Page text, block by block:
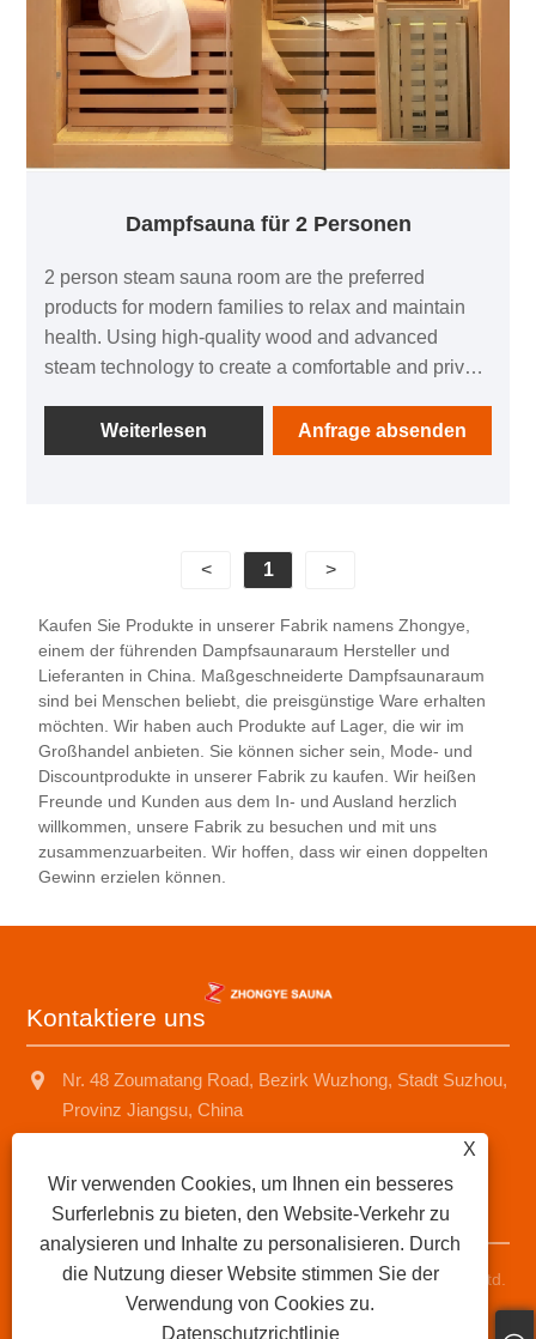
Dampfsauna für 2 Personen
2 person steam sauna room are the preferred
products for modern families to relax and maintain
health. Using high-quality wood and advanced
steam technology to create a comfortable and private
circulation, relieve physical fatigue, but also help
eliminate toxins from the body and enhance
to personal preferences, ensuring that every sauna
experience is just right. In addition, its design is
integrates into various home styles. Whether it's a
private enjoyment under the warm winter sun or a
refreshing experience after the scorching summer
heat, a steam sauna is the ideal choice for you to
relax and unwind.
Weiterlesen Anfrage absenden
< 1 >
Kaufen Sie Produkte in unserer Fabrik namens Zhongye,
einem der führenden Dampfsaunaraum Hersteller und
Lieferanten in China. Maßgeschneiderte Dampfsaunaraum
sind bei Menschen beliebt, die preisgünstige Ware erhalten
möchten. Wir haben auch Produkte auf Lager, die wir im
Großhandel anbieten. Sie können sicher sein, Mode- und
Discountprodukte in unserer Fabrik zu kaufen. Wir heißen
Freunde und Kunden aus dem In- und Ausland herzlich
willkommen, unsere Fabrik zu besuchen und mit uns
zusammenzuarbeiten. Wir hoffen, dass wir einen doppelten
Gewinn erzielen können.
Kontaktiere uns
Nr. 48 Zoumatang Road, Bezirk Wuzhong, Stadt Suzhou,
Provinz Jiangsu, China
saunad688@163.com
Copyright © 2025 Suzhou Zhongye Sauna Equipment Co., Ltd.
Alle Rechte vorbehalten.
Sitemap|RSS|XML| Datenschutzrichtlinie
X
Wir verwenden Cookies, um Ihnen ein besseres
Surferlebnis zu bieten, den Website-Verkehr zu
analysieren und Inhalte zu personalisieren. Durch
die Nutzung dieser Website stimmen Sie der
Verwendung von Cookies zu.
Datenschutzrichtlinie